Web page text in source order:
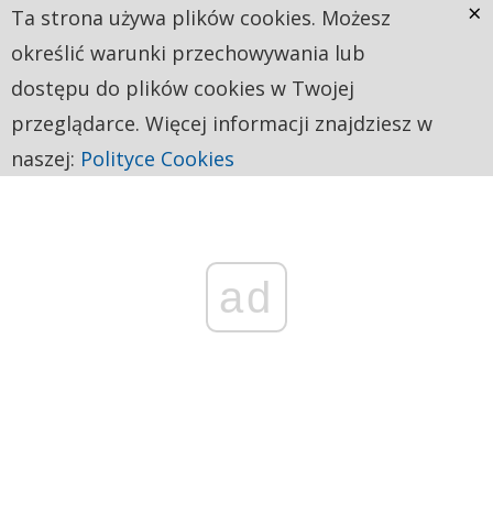
ad
Ta strona używa plików cookies. Możesz
określić warunki przechowywania lub
dostępu do plików cookies w Twojej
przeglądarce. Więcej informacji znajdziesz w
naszej: Polityce Cookies
×